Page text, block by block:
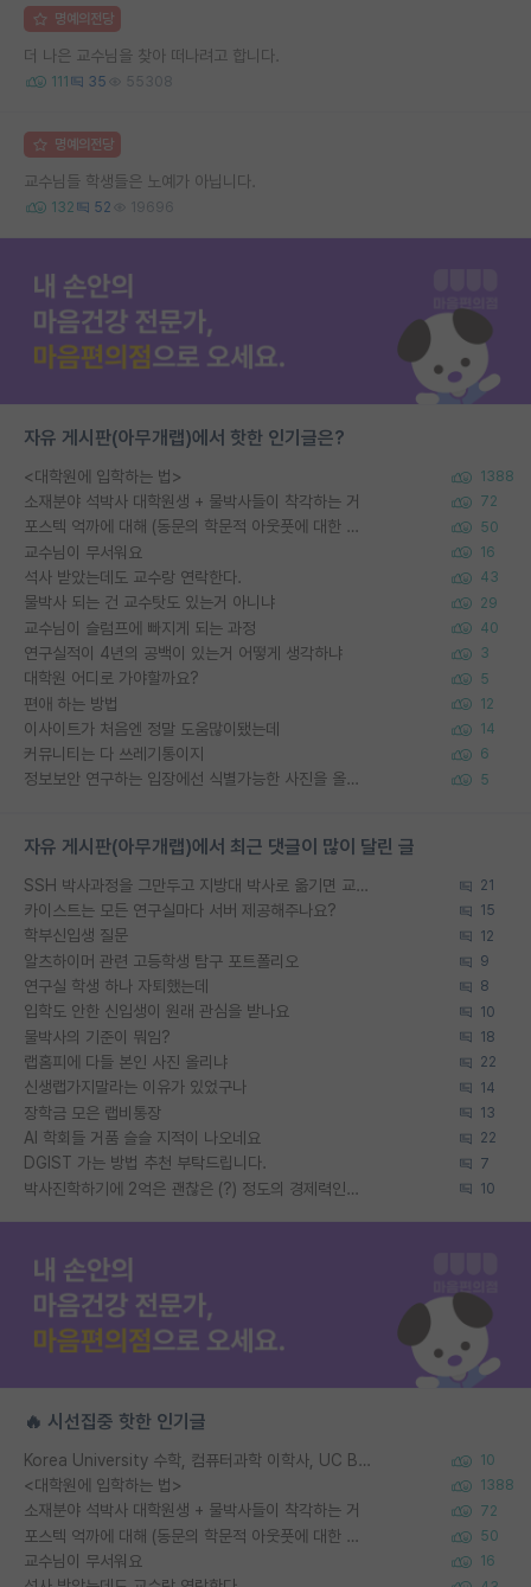
명예의전당
더 나은 교수님을 찾아 떠나려고 합니다.
111 35 55308
명예의전당
교수님들 학생들은 노예가 아닙니다.
132 52 19696
자유 게시판(아무개랩)에서 핫한 인기글은?
<대학원에 입학하는 법> 1388
소재분야 석박사 대학원생 + 물박사들이 착각하는 거 72
포스텍 억까에 대해 (동문의 학문적 아웃풋에 대한 반박) 50
교수님이 무서워요 16
석사 받았는데도 교수랑 연락한다. 43
물박사 되는 건 교수탓도 있는거 아니냐 29
교수님이 슬럼프에 빠지게 되는 과정 40
연구실적이 4년의 공백이 있는거 어떻게 생각하냐 3
대학원 어디로 가야할까요? 5
편애 하는 방법 12
이사이트가 처음엔 정말 도움많이됐는데 14
커뮤니티는 다 쓰레기통이지 6
정보보안 연구하는 입장에선 식별가능한 사진을 올리는건 비추이긴함 5
자유 게시판(아무개랩)에서 최근 댓글이 많이 달린 글
SSH 박사과정을 그만두고 지방대 박사로 옮기면 교수의 꿈은 끝일까요? 21
카이스트는 모든 연구실마다 서버 제공해주나요? 15
학부신입생 질문 12
알츠하이머 관련 고등학생 탐구 포트폴리오 9
연구실 학생 하나 자퇴했는데 8
입학도 안한 신입생이 원래 관심을 받나요 10
물박사의 기준이 뭐임? 18
랩홈피에 다들 본인 사진 올리냐 22
신생랩가지말라는 이유가 있었구나 14
장학금 모은 랩비통장 13
AI 학회들 거품 슬슬 지적이 나오네요 22
DGIST 가는 방법 추천 부탁드립니다. 7
박사진학하기에 2억은 괜찮은 (?) 정도의 경제력인가요 10
🔥 시선집중 핫한 인기글
Korea University 수학, 컴퓨터과학 이학사, UC Berkeley 산업공학 대학원 공학박사가 되는 것은 쉽지 않겠죠? 10
<대학원에 입학하는 법> 1388
소재분야 석박사 대학원생 + 물박사들이 착각하는 거 72
포스텍 억까에 대해 (동문의 학문적 아웃풋에 대한 반박) 50
교수님이 무서워요 16